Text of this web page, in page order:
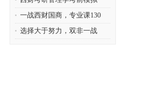
一战西财国商，专业课130
选择大于努力，双非一战